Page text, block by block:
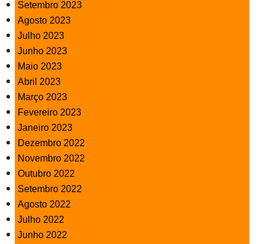
Setembro 2023
Agosto 2023
Julho 2023
Junho 2023
Maio 2023
Abril 2023
Março 2023
Fevereiro 2023
Janeiro 2023
Dezembro 2022
Novembro 2022
Outubro 2022
Setembro 2022
Agosto 2022
Julho 2022
Junho 2022